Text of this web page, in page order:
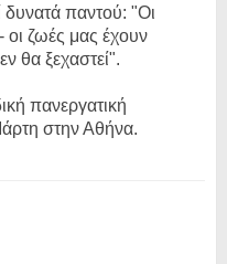
παντού: "Οι
οι ζωές μας έχουν
θα ξεχαστεί".
πανεργατική
στην Αθήνα.